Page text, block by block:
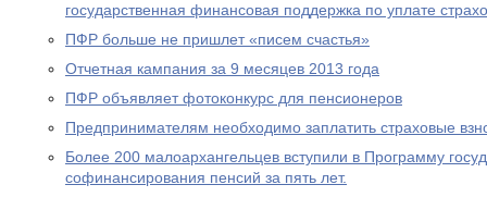
государственная финансовая поддержка по уплате
ПФР больше не пришлет «писем счастья»
Отчетная кампания за 9 месяцев 2013 года
ПФР объявляет фотоконкурс для пенсионеров
Предпринимателям необходимо заплатить страховые
Более 200 малоархангельцев вступили в Программу
софинансирования пенсий за пять лет.